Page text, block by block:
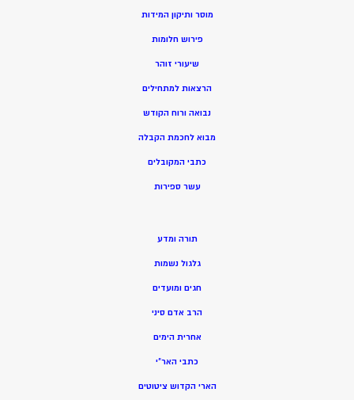
מוסר ותיקון המידות
פירוש חלומות
שיעורי זוהר
הרצאות למתחילים
נבואה ורוח הקודש
מבוא לחכמת הקבלה
כתבי המקובלים
עשר ספירות
תורה ומדע
גלגול נשמות
חגים ומועדים
הרב אדם סיני
אחרית הימים
כתבי האר”י
הארי הקדוש ציטוטים